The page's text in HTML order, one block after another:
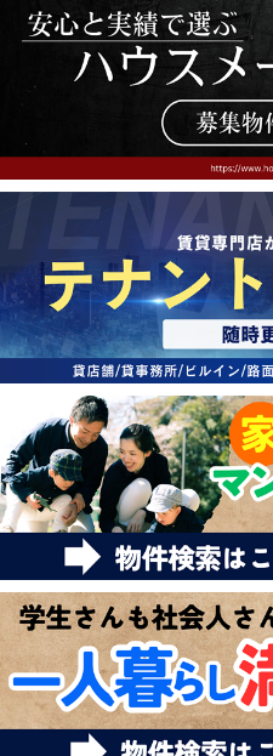
家族で住むならマンション？
一人暮らしの物件特集
ペット相談OKの賃貸！
特選物件
ハウスメーカー施工特集！
路線·駅から探す
IT重説について
スタッフ紹介
賃貸管理の北白川店
店舗情報·アクセス
会社概要
メールでお問い合わせ